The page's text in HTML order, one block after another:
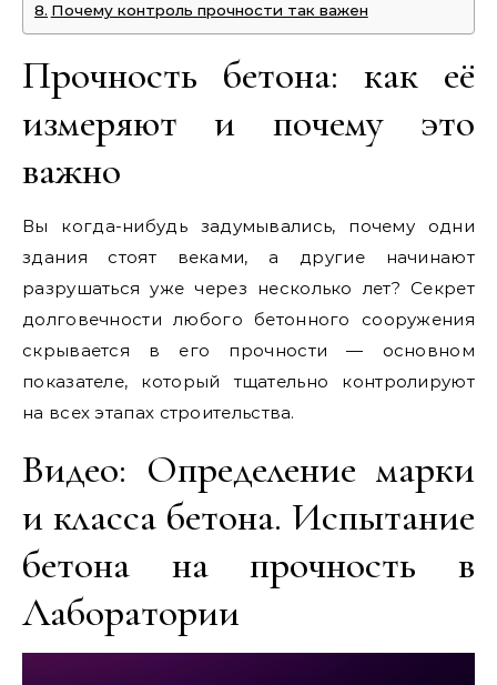
Почему контроль прочности так важен
Прочность бетона: как её
измеряют и почему это
важно
Вы когда-нибудь задумывались, почему одни
здания стоят веками, а другие начинают
разрушаться уже через несколько лет? Секрет
долговечности любого бетонного сооружения
скрывается в его прочности — основном
показателе, который тщательно контролируют
на всех этапах строительства.
Видео: Определение марки
и класса бетона. Испытание
бетона на прочность в
Лаборатории